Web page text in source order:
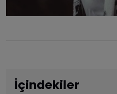
İçindekiler